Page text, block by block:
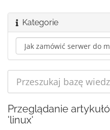
Kategorie
Przeglądanie
'linux'